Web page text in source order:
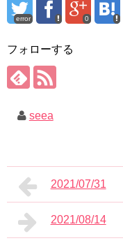
error 0
フォローする
seea
2021/07/31
2021/08/14